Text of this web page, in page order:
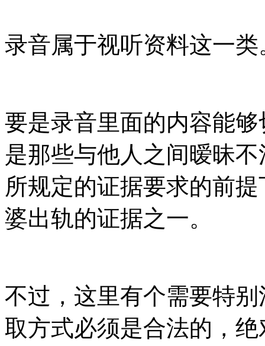
录音属于视听资料这一类
要是录音里面的内容能
是那些与他人之间暧昧
所规定的证据要求的前
婆出轨的证据之一。
不过，这里有个需要特
取方式必须是合法的，